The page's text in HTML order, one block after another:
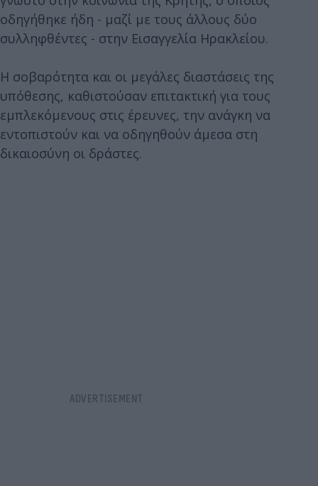
οδηγήθηκε ήδη - μαζί με τους άλλους δύο
συλληφθέντες - στην Εισαγγελία Ηρακλείου.
Η σοβαρότητα και οι μεγάλες διαστάσεις της
υπόθεσης, καθιστούσαν επιτακτική για τους
εμπλεκόμενους στις έρευνες, την ανάγκη να
εντοπιστούν και να οδηγηθούν άμεσα στη
δικαιοσύνη οι δράστες.